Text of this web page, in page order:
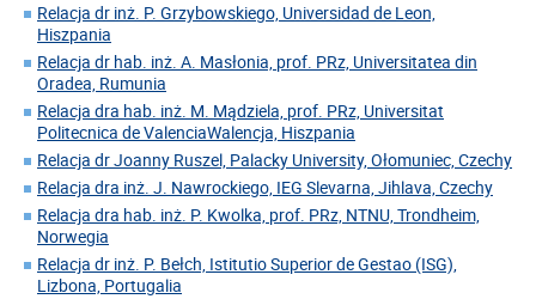
Relacja dr inż. P. Grzybowskiego, Universidad de Leon,
Hiszpania
Relacja dr hab. inż. A. Masłonia, prof. PRz, Universitatea din
Oradea, Rumunia
Relacja dra hab. inż. M. Mądziela, prof. PRz, Universitat
Politecnica de ValenciaWalencja, Hiszpania
Relacja dr Joanny Ruszel, Palacky University, Ołomuniec, Czechy
Relacja dra inż. J. Nawrockiego, IEG Slevarna, Jihlava, Czechy
Relacja dra hab. inż. P. Kwolka, prof. PRz, NTNU, Trondheim,
Norwegia
Relacja dr inż. P. Bełch, Istitutio Superior de Gestao (ISG),
Lizbona, Portugalia